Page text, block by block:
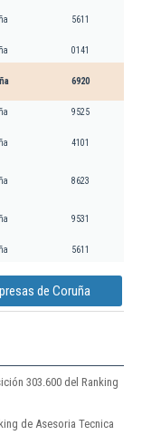
5611
0141
6920
9525
4101
8623
9531
5611
de Coruña
303.600 del Ranking
de Asesoria Tecnica